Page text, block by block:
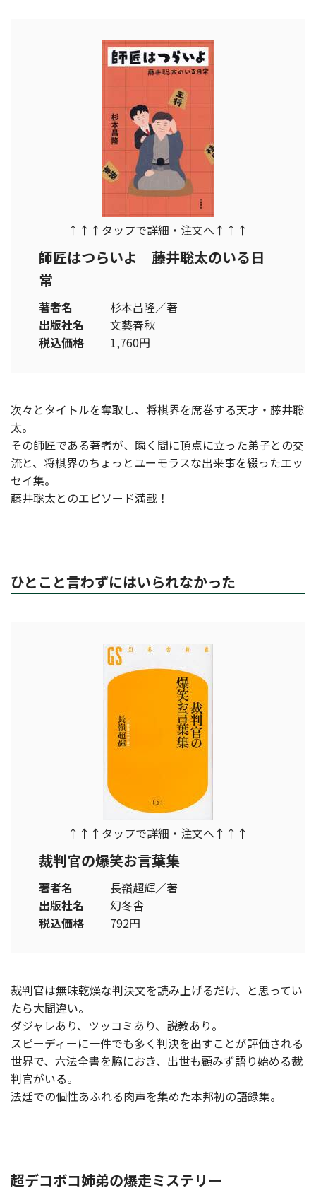
↑↑↑タップで詳細・注文へ↑↑↑
師匠はつらいよ 藤井聡太のいる日
常
著者名
杉本昌隆／著
出版社名
文藝春秋
税込価格
1,760円
次々とタイトルを奪取し、将棋界を席巻する天才・藤井聡
太。
その師匠である著者が、瞬く間に頂点に立った弟子との交
流と、将棋界のちょっとユーモラスな出来事を綴ったエッ
セイ集。
藤井聡太とのエピソード満載！
ひとこと言わずにはいられなかった
↑↑↑タップで詳細・注文へ↑↑↑
裁判官の爆笑お言葉集
著者名
長嶺超輝／著
出版社名
幻冬舎
税込価格
792円
裁判官は無味乾燥な判決文を読み上げるだけ、と思ってい
たら大間違い。
ダジャレあり、ツッコミあり、説教あり。
スピーディーに一件でも多く判決を出すことが評価される
世界で、六法全書を脇におき、出世も顧みず語り始める裁
判官がいる。
法廷での個性あふれる肉声を集めた本邦初の語録集。
超デコボコ姉弟の爆走ミステリー